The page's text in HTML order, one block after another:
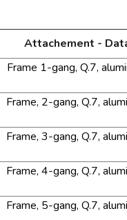
Attachement -
Frame 1-gang, Q.7,
Frame, 2-gang, Q.7,
Frame, 3-gang, Q.7,
Frame, 4-gang, Q.7,
Frame, 5-gang, Q.7,